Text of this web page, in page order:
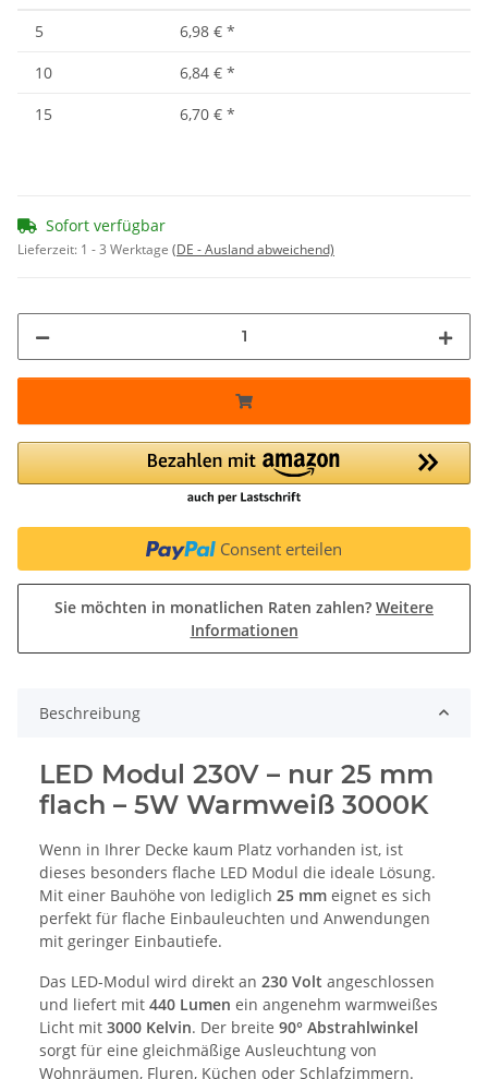
5 6,98 € *
10
6,84 € *
15
6,70 € *
Sofort verfügbar
Lieferzeit: 1 - 3 Werktage (DE - Ausland abweichend)
Consent erteilen
Sie möchten in monatlichen Raten zahlen? Weitere
Informationen
Beschreibung
LED Modul 230V – nur 25 mm
flach – 5W Warmweiß 3000K
Wenn in Ihrer Decke kaum Platz vorhanden ist, ist
dieses besonders flache LED Modul die ideale Lösung.
Mit einer Bauhöhe von lediglich 25 mm eignet es sich
perfekt für flache Einbauleuchten und Anwendungen
mit geringer Einbautiefe.
Das LED-Modul wird direkt an 230 Volt angeschlossen
und liefert mit 440 Lumen ein angenehm warmweißes
Licht mit 3000 Kelvin. Der breite 90° Abstrahlwinkel
sorgt für eine gleichmäßige Ausleuchtung von
Wohnräumen, Fluren, Küchen oder Schlafzimmern.